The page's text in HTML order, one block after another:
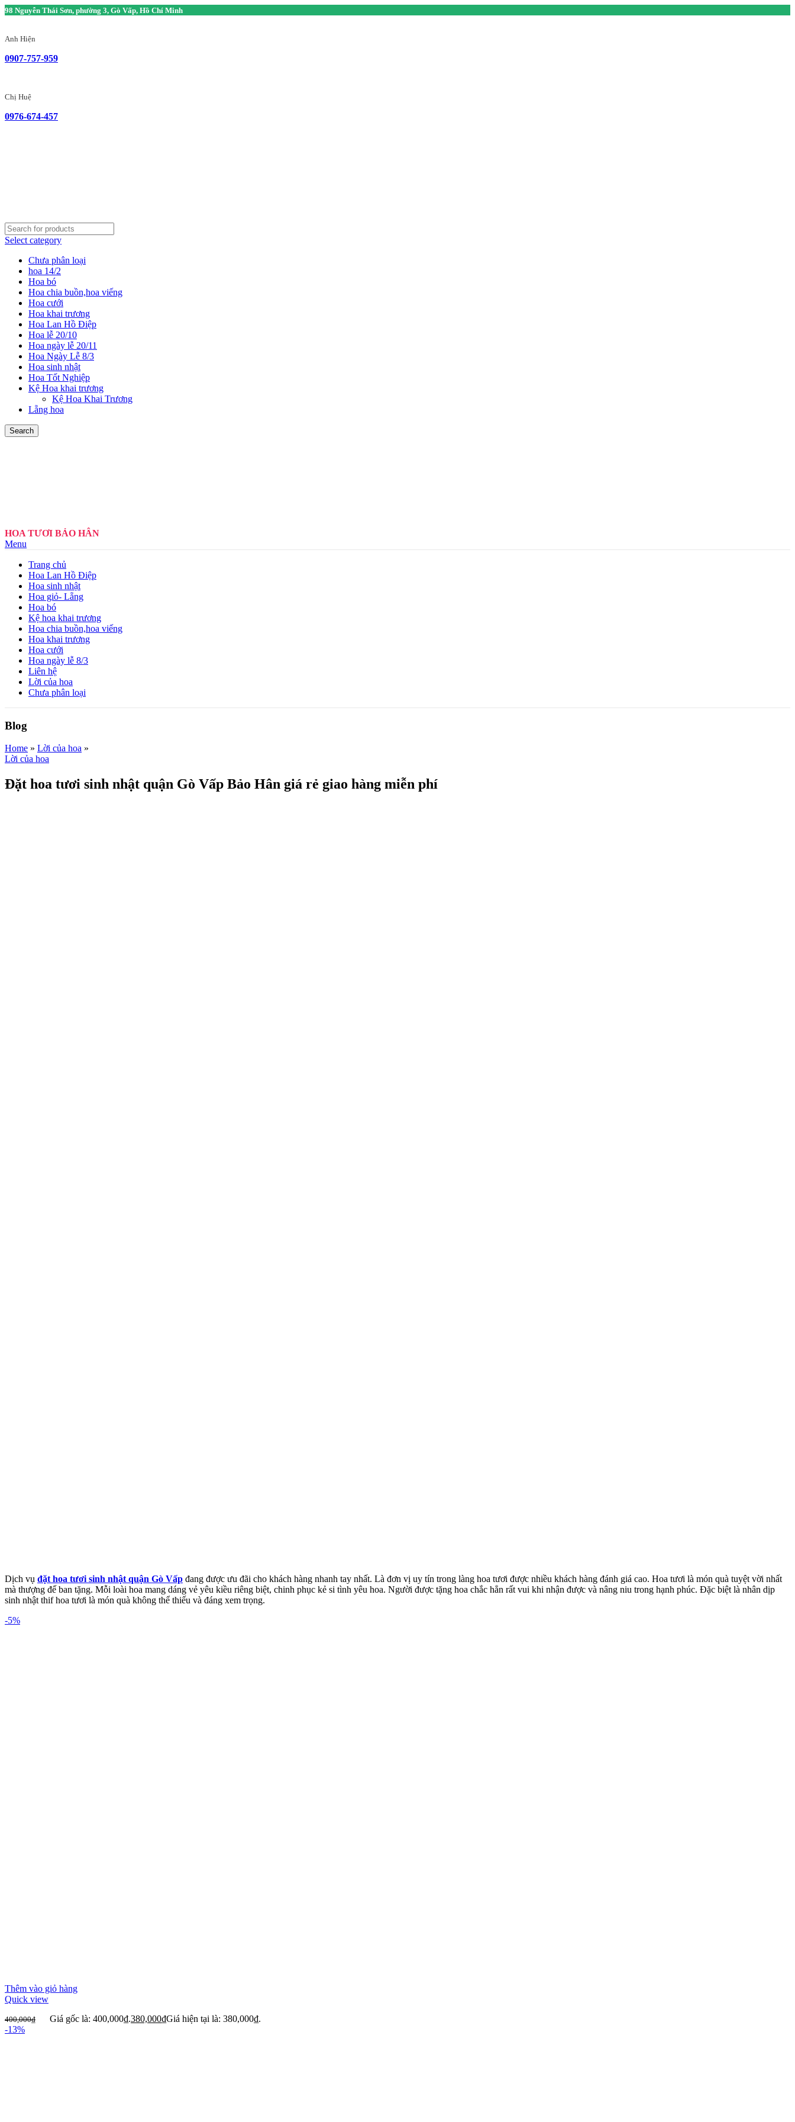
98 Nguyễn Thái Sơn, phường 3, Gò Vấp, Hồ Chí Minh
Anh Hiện
0907-757-959
Chị Huệ
0976-674-457
Select category
Chưa phân loại
hoa 14/2
Hoa bó
Hoa chia buồn,hoa viếng
Hoa cưới
Hoa khai trương
Hoa Lan Hồ Điệp
Hoa lễ 20/10
Hoa ngày lễ 20/11
Hoa Ngày Lễ 8/3
Hoa sinh nhật
Hoa Tốt Nghiệp
Kệ Hoa khai trương
Kệ Hoa Khai Trương
Lẵng hoa
Search
HOA TƯƠI BẢO HÂN
Menu
Trang chủ
Hoa Lan Hồ Điệp
Hoa sinh nhật
Hoa giỏ- Lẵng
Hoa bó
Kệ hoa khai trương
Hoa chia buồn,hoa viếng
Hoa khai trương
Hoa cưới
Hoa ngày lễ 8/3
Liên hệ
Lời của hoa
Chưa phân loại
Blog
Home » Lời của hoa »
Lời của hoa
Đặt hoa tươi sinh nhật quận Gò Vấp Bảo Hân giá rẻ giao hàng miễn phí
Dịch vụ đặt hoa tươi sinh nhật quận Gò Vấp đang được ưu đãi cho khách hàng nhanh tay nhất. Là đơn vị uy tín trong làng hoa tươi được nhiều khách hàng đánh giá cao. Hoa tươi là món quà tuyệt vời nhất
mà thượng đế ban tặng. Mỗi loài hoa mang dáng vẻ yêu kiều riêng biệt, chinh phục kẻ si tình yêu hoa. Người được tặng hoa chắc hẳn rất vui khi nhận được và nâng niu trong hạnh phúc. Đặc biệt là nhân dịp
sinh nhật thif hoa tươi là món quà không thể thiếu và đáng xem trọng.
-5%
Thêm vào giỏ hàng
Quick view
400,000₫ Giá gốc là: 400,000₫.380,000₫Giá hiện tại là: 380,000₫.
-13%